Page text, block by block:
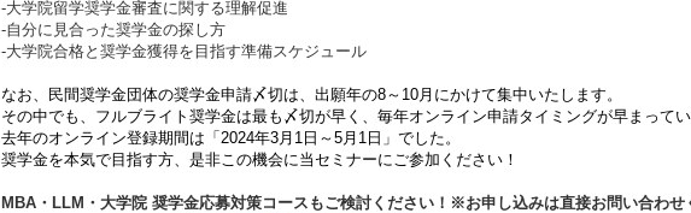
-大学院留学奨学金審査に関する理解促進
-自分に見合った奨学金の探し方
-大学院合格と奨学金獲得を目指す準備スケジュール
なお、民間奨学金団体の奨学金申請〆切は、出願年の8～10月にかけて集中いたします。
その中でも、フルブライト奨学金は最も〆切が早く、毎年オンライン申請タイミングが早まってい
去年のオンライン登録期間は「2024年3月1日～5月1日」でした。
奨学金を本気で目指す方、是非この機会に当セミナーにご参加ください！
MBA・LLM・大学院 奨学金応募対策コースもご検討ください！※お申し込みは直接お問い合わせ